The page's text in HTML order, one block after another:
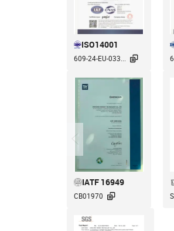
ISO14001
609-24-EU-033... 
IATF 16949
CB01970 